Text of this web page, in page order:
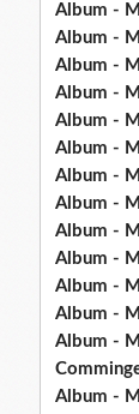
Album -
Album -
Album -
Album -
Album -
Album -
Album -
Album -
Album -
Album -
Album -
Album -
Album -
Album -